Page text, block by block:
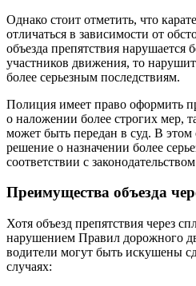
Однако стоит отметить, что
отличаться в зависимости от
объезда препятствия нарушается
участников движения, то
более серьезным последствиям.
Полиция имеет право оформить
о наложении более строгих мер,
может быть передан в суд. В этом
решение о назначении более
соответствии с
Преимущества объезда
Хотя объезд препятствия через
нарушением Правил дорожного
водители могут быть искушены
случаях: